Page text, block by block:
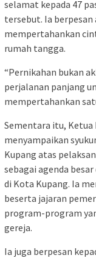
selamat kepada 47
tersebut. Ia berpesan
mempertahankan
rumah tangga.
“Pernikahan bukan
perjalanan panjang
mempertahankan
Sementara itu, Ketua
menyampaikan
Kupang atas
sebagai agenda
di Kota Kupang. Ia
beserta jajaran
program-program
gereja.
Ia juga berpesan